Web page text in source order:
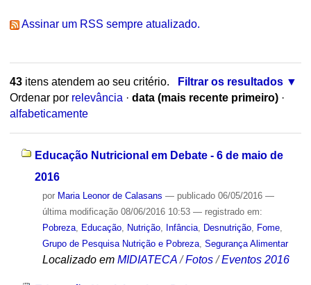
Assinar um RSS sempre atualizado.
43itens atendem ao seu critério.
Filtrar os resultados
Ordenar por relevância · data (mais recente primeiro) ·
alfabeticamente
Educação Nutricional em Debate - 6 de maio de
2016
por Maria Leonor de Calasans — publicado06/05/2016 —
última modificação08/06/2016 10:53 — registrado em:
Pobreza, Educação, Nutrição, Infância, Desnutrição, Fome,
Grupo de Pesquisa Nutrição e Pobreza, Segurança Alimentar
Localizado em MIDIATECA /Fotos /Eventos 2016